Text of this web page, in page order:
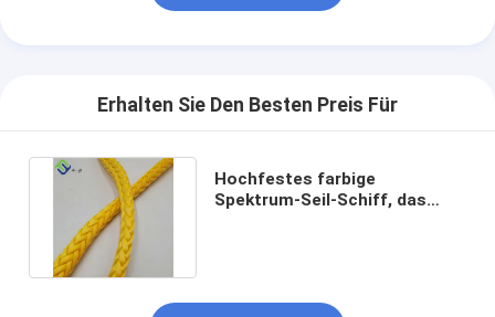
Erhalten Sie Den Besten Preis Für
Hochfestes farbige
Spektrum-Seil-Schiff, das